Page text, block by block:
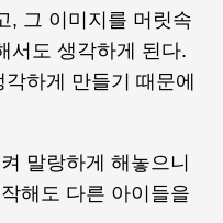
, 그 이미지를 머릿속
서도 생각하게 된다.
하게 만들기 때문에
말랑하게 해놓으니
해도 다른 아이들을